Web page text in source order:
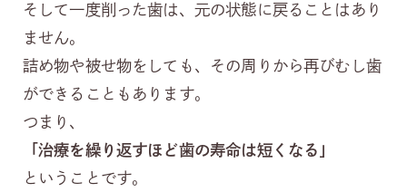
そして一度削った歯は、元の状態に戻ることはあり
ません。
詰め物や被せ物をしても、その周りから再びむし歯
ができることもあります。
つまり、
「治療を繰り返すほど歯の寿命は短くなる」
ということです。